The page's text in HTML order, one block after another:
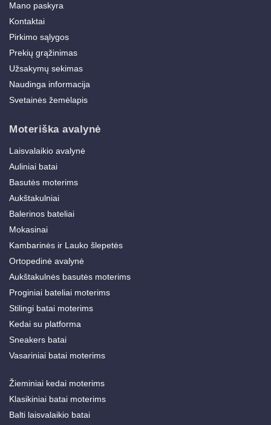
Mano paskyra
Kontaktai
Pirkimo sąlygos
Prekių grąžinimas
Užsakymų sekimas
Naudinga informacija
Svetainės žemėlapis
Moteriška avalynė
Laisvalaikio avalynė
Auliniai batai
Basutės moterims
Aukštakulniai
Balerinos bateliai
Mokasinai
Kambarinės ir Lauko šlepetės
Ortopedinė avalynė
Aukštakulnės basutės moterims
Proginiai bateliai moterims
Stilingi batai moterims
Kedai su platforma
Sneakers batai
Vasariniai batai moterims
Žieminiai kedai moterims
Klasikiniai batai moterims
Balti laisvalaikio batai